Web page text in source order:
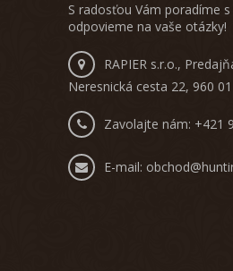
S radosťou Vám poradíme
odpovieme na vaše otázky!
RAPIER s.r.o.,
Neresnická cesta 22, 960
Zavolajte nám: +421
E-mail: